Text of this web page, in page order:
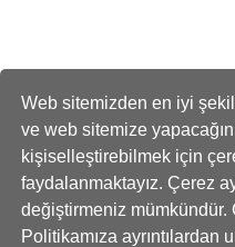
Web sitemizden en iyi
ve web sitemize
kişiselleştirebilmek için
faydalanmaktayız. Çerez
değiştirmeniz mümkündür.
Politikamıza ayrıntılardan